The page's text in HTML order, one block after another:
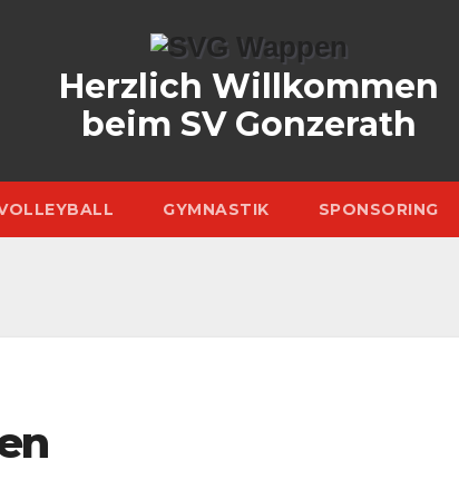
Herzlich Willkommen
beim SV Gonzerath
GYMNASTIK SPONSORING